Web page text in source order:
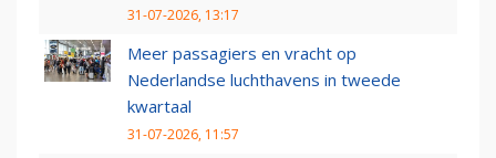
31-07-2026, 13:17
Meer passagiers en vracht op
Nederlandse luchthavens in tweede
kwartaal
31-07-2026, 11:57